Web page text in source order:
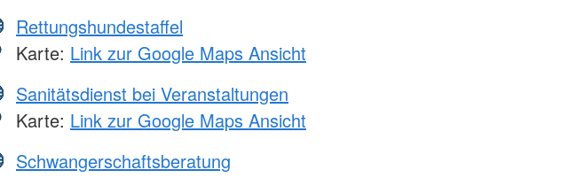
Rettungshundestaffel
Karte: Link zur Google Maps Ansicht
Sanitätsdienst bei Veranstaltungen
Karte: Link zur Google Maps Ansicht
Schwangerschaftsberatung